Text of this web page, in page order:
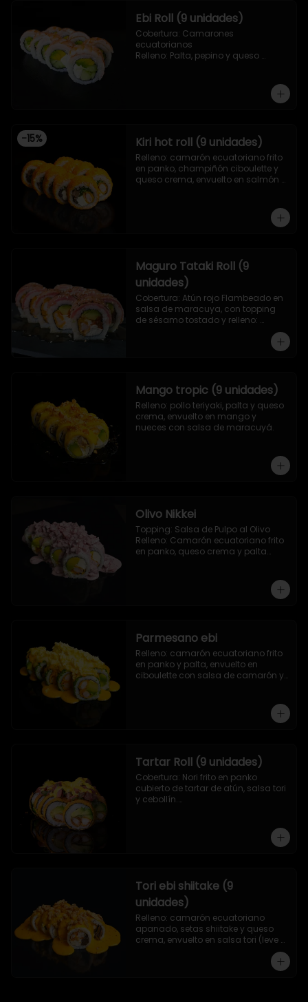
Ebi Roll (9 unidades)
Cobertura: Camarones
ecuatorianos
Relleno: Palta, pepino y queso
-15% Kiri hot roll (9 unidades)
Relleno: camarón ecuatoriano frito
en panko, champiñón ciboulette y
queso crema, envuelto en salmón
Maguro Tataki Roll (9
unidades)
Cobertura: Atún rojo Flambeado en
salsa de maracuya, con topping
de sésamo tostado y relleno:
Camarón ecuatoriano apanado,
Mango tropic (9 unidades)
Relleno: pollo teriyaki, palta y queso
crema, envuelto en mango y
nueces con salsa de maracuyá.
Olivo Nikkei
Topping: Salsa de Pulpo al Olivo
Relleno: Camarón ecuatoriano frito
en panko, queso crema y palta
Parmesano ebi
Relleno: camarón ecuatoriano frito
en panko y palta, envuelto en
ciboulette con salsa de camarón y
Tartar Roll (9 unidades)
Cobertura: Nori frito en panko
cubierto de tartar de atún, salsa tori
y cebollín.
Tori ebi shiitake (9
unidades)
Relleno: camarón ecuatoriano
apanado, setas shiitake y queso
crema, envuelto en salsa tori (leve